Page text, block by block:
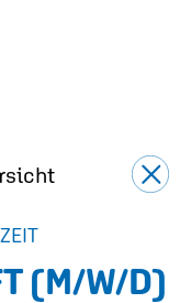
(M/W/D)